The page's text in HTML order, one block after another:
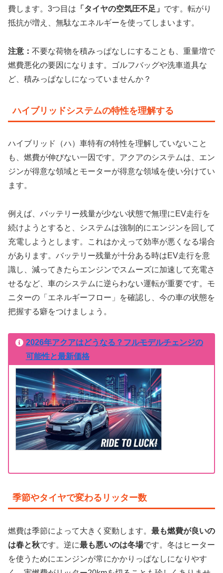
費します。3つ目は 「タイヤの空気圧不足」 です。転がり
抵抗が増え、無駄なエネルギーを使ってしまいます。
注意： 不要な荷物を積みっぱなしにすることも、重量増で
燃費悪化の要因になります。ゴルフバッグや洗車道具な
ど、積みっぱなしになっていませんか？
ハイブリッドシステムの特性を理解する
ハイブリッド（ハ）車特有の特性を理解していないこと
も、燃費が伸びない一因です。アクアのシステムは、エン
ジンが得意な領域とモーターが得意な領域を使い分けてい
ます。
例えば、バッテリー残量が少ない状態で無理にEV走行を
続けようとすると、システムは強制的にエンジンを回して
充電しようとします。これはかえって効率が悪くなる場合
があります。バッテリー残量が十分ある時はEV走行を意
識し、減ってきたらエンジンでスムーズに加速して充電さ
せるなど、車のシステムに逆らわない運転が重要です。モ
ニターの「エネルギーフロー」を確認し、今の車の状態を
把握する癖をつけましょう。
2026年アクアはどうなる？フルモデルチェンジの
可能性と最新価格
季節やタイヤで変わるリッター数
燃費は季節によって大きく変動します。 最も燃費が良いの
は春と秋です。逆に最も悪いのは冬場です。冬はヒーター
を使うためにエンジンが常にかかりっぱなしになりやす